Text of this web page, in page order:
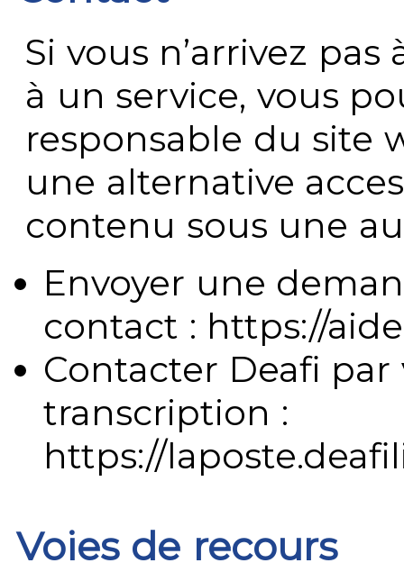
Si vous n’arrivez
à un service, vous
responsable du site
une alternative
contenu sous une
Envoyer une
contact : https://
Contacter Deafi
transcription :
https://
Voies de recours